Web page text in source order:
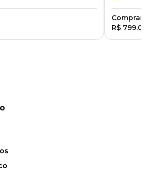
Comprar:
R$